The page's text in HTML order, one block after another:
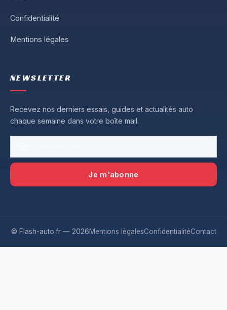
Confidentialité
Mentions légales
NEWSLETTER
Recevez nos derniers essais, guides et actualités auto
chaque semaine dans votre boîte mail.
Je m'abonne
© Flash-auto.fr — 2026Mentions légalesConfidentialitéContact